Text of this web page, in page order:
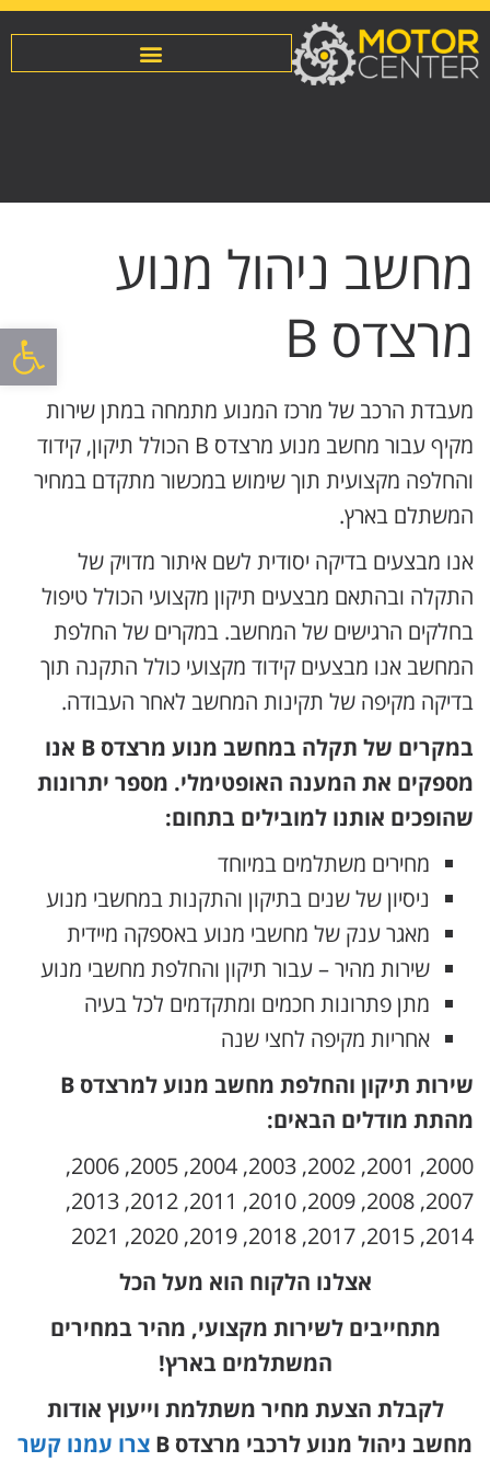
פתח
מחשב ניהול מנוע
מרצדס B
מעבדת הרכב של מרכז המנוע מתמחה במתן שירות
מקיף עבור מחשב מנוע מרצדס B הכולל תיקון, קידוד
והחלפה מקצועית תוך שימוש במכשור מתקדם במחיר
המשתלם בארץ.
אנו מבצעים בדיקה יסודית לשם איתור מדויק של
התקלה ובהתאם מבצעים תיקון מקצועי הכולל טיפול
בחלקים הרגישים של המחשב. במקרים של החלפת
המחשב אנו מבצעים קידוד מקצועי כולל התקנה תוך
בדיקה מקיפה של תקינות המחשב לאחר העבודה.
במקרים של תקלה במחשב מנוע מרצדס B אנו
מספקים את המענה האופטימלי. מספר יתרונות
שהופכים אותנו למובילים בתחום:
מחירים משתלמים במיוחד
ניסיון של שנים בתיקון והתקנות במחשבי מנוע
מאגר ענק של מחשבי מנוע באספקה מיידית
שירות מהיר – עבור תיקון והחלפת מחשבי מנוע
מתן פתרונות חכמים ומתקדמים לכל בעיה
אחריות מקיפה לחצי שנה
שירות תיקון והחלפת מחשב מנוע למרצדס B
מהתת מודלים הבאים:
2000, 2001, 2002, 2003, 2004, 2005, 2006,
2007, 2008, 2009, 2010, 2011, 2012, 2013,
2014, 2015, 2017, 2018, 2019, 2020, 2021
אצלנו הלקוח הוא מעל הכל
מתחייבים לשירות מקצועי, מהיר במחירים
המשתלמים בארץ!
לקבלת הצעת מחיר משתלמת וייעוץ אודות
מחשב ניהול מנוע לרכבי מרצדס B
צרו עמנו קשר